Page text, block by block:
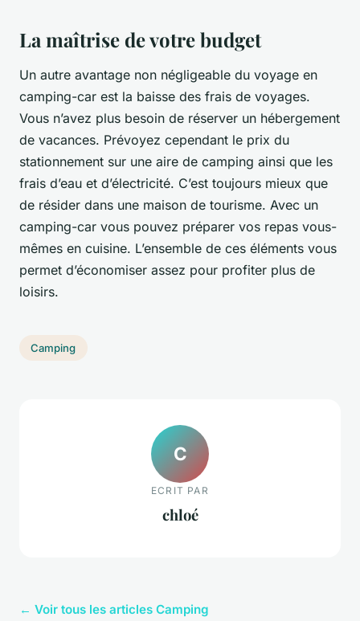
La maîtrise de votre budget
Un autre avantage non négligeable du voyage en
camping-car est la baisse des frais de voyages.
Vous n’avez plus besoin de réserver un hébergement
de vacances. Prévoyez cependant le prix du
stationnement sur une aire de camping ainsi que les
frais d’eau et d’électricité. C’est toujours mieux que
de résider dans une maison de tourisme. Avec un
camping-car vous pouvez préparer vos repas vous-
mêmes en cuisine. L’ensemble de ces éléments vous
permet d’économiser assez pour profiter plus de
loisirs.
Camping
C
ECRIT PAR
chloé
← Voir tous les articles Camping